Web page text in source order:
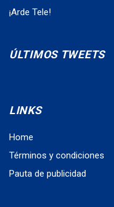
¡Arde Tele!
ÚLTIMOS TWEETS
LINKS
Home
Términos y condiciones
Pauta de publicidad